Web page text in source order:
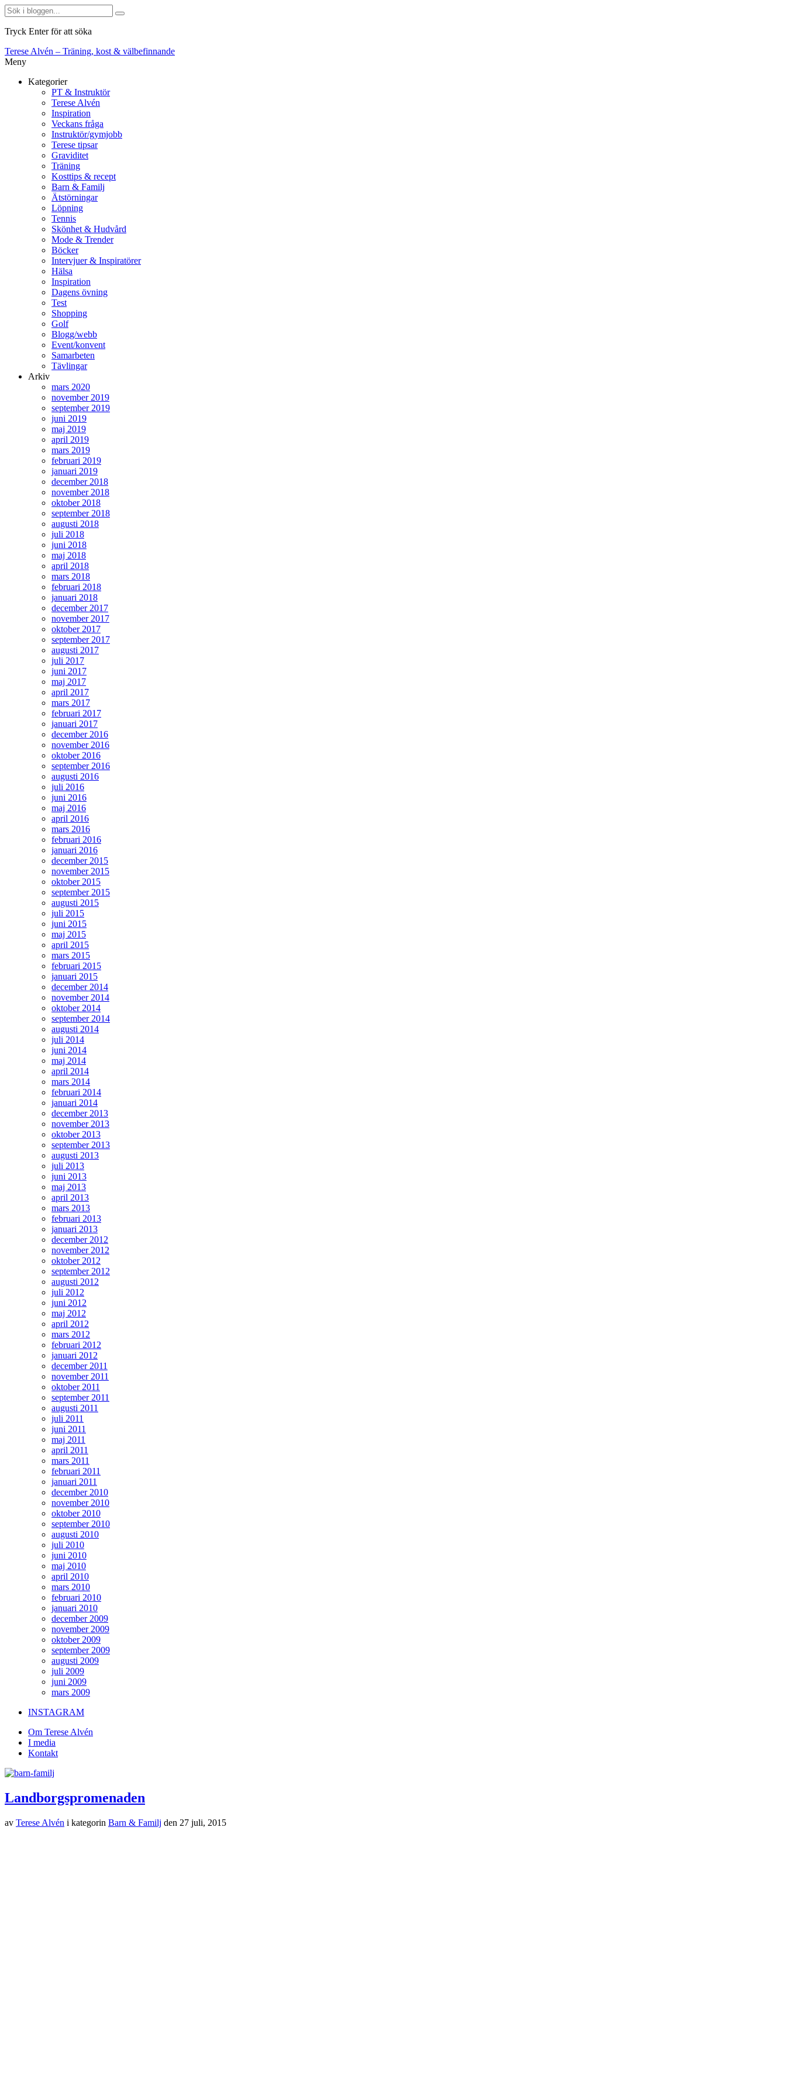
Tryck Enter för att söka
Terese Alvén – Träning, kost & välbefinnande
Meny
Kategorier
PT & Instruktör
Terese Alvén
Inspiration
Veckans fråga
Instruktör/gymjobb
Terese tipsar
Graviditet
Träning
Kosttips & recept
Barn & Familj
Ätstörningar
Löpning
Tennis
Skönhet & Hudvård
Mode & Trender
Böcker
Intervjuer & Inspiratörer
Hälsa
Inspiration
Dagens övning
Test
Shopping
Golf
Blogg/webb
Event/konvent
Samarbeten
Tävlingar
Arkiv
mars 2020
november 2019
september 2019
juni 2019
maj 2019
april 2019
mars 2019
februari 2019
januari 2019
december 2018
november 2018
oktober 2018
september 2018
augusti 2018
juli 2018
juni 2018
maj 2018
april 2018
mars 2018
februari 2018
januari 2018
december 2017
november 2017
oktober 2017
september 2017
augusti 2017
juli 2017
juni 2017
maj 2017
april 2017
mars 2017
februari 2017
januari 2017
december 2016
november 2016
oktober 2016
september 2016
augusti 2016
juli 2016
juni 2016
maj 2016
april 2016
mars 2016
februari 2016
januari 2016
december 2015
november 2015
oktober 2015
september 2015
augusti 2015
juli 2015
juni 2015
maj 2015
april 2015
mars 2015
februari 2015
januari 2015
december 2014
november 2014
oktober 2014
september 2014
augusti 2014
juli 2014
juni 2014
maj 2014
april 2014
mars 2014
februari 2014
januari 2014
december 2013
november 2013
oktober 2013
september 2013
augusti 2013
juli 2013
juni 2013
maj 2013
april 2013
mars 2013
februari 2013
januari 2013
december 2012
november 2012
oktober 2012
september 2012
augusti 2012
juli 2012
juni 2012
maj 2012
april 2012
mars 2012
februari 2012
januari 2012
december 2011
november 2011
oktober 2011
september 2011
augusti 2011
juli 2011
juni 2011
maj 2011
april 2011
mars 2011
februari 2011
januari 2011
december 2010
november 2010
oktober 2010
september 2010
augusti 2010
juli 2010
juni 2010
maj 2010
april 2010
mars 2010
februari 2010
januari 2010
december 2009
november 2009
oktober 2009
september 2009
augusti 2009
juli 2009
juni 2009
mars 2009
INSTAGRAM
Om Terese Alvén
I media
Kontakt
Landborgspromenaden
av Terese Alvén i kategorin Barn & Familj den 27 juli, 2015